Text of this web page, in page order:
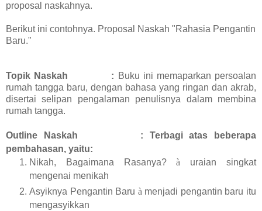
proposal naskahnya.
Berikut ini contohnya. Proposal Naskah "Rahasia Pengantin
Baru."
Topik Naskah : Buku ini memaparkan persoalan
rumah tangga baru, dengan bahasa yang ringan dan akrab,
disertai selipan pengalaman penulisnya dalam membina
rumah tangga.
Outline Naskah
: Terbagi atas beberapa
pembahasan, yaitu:
Nikah, Bagaimana Rasanya?à uraian singkat
mengenai menikah
Asyiknya Pengantin Baru à menjadi pengantin baru itu
mengasyikkan